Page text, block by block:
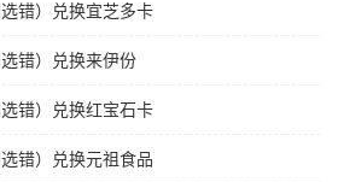
错）兑换宜芝多卡
错）兑换来伊份
错）兑换红宝石卡
错）兑换元祖食品